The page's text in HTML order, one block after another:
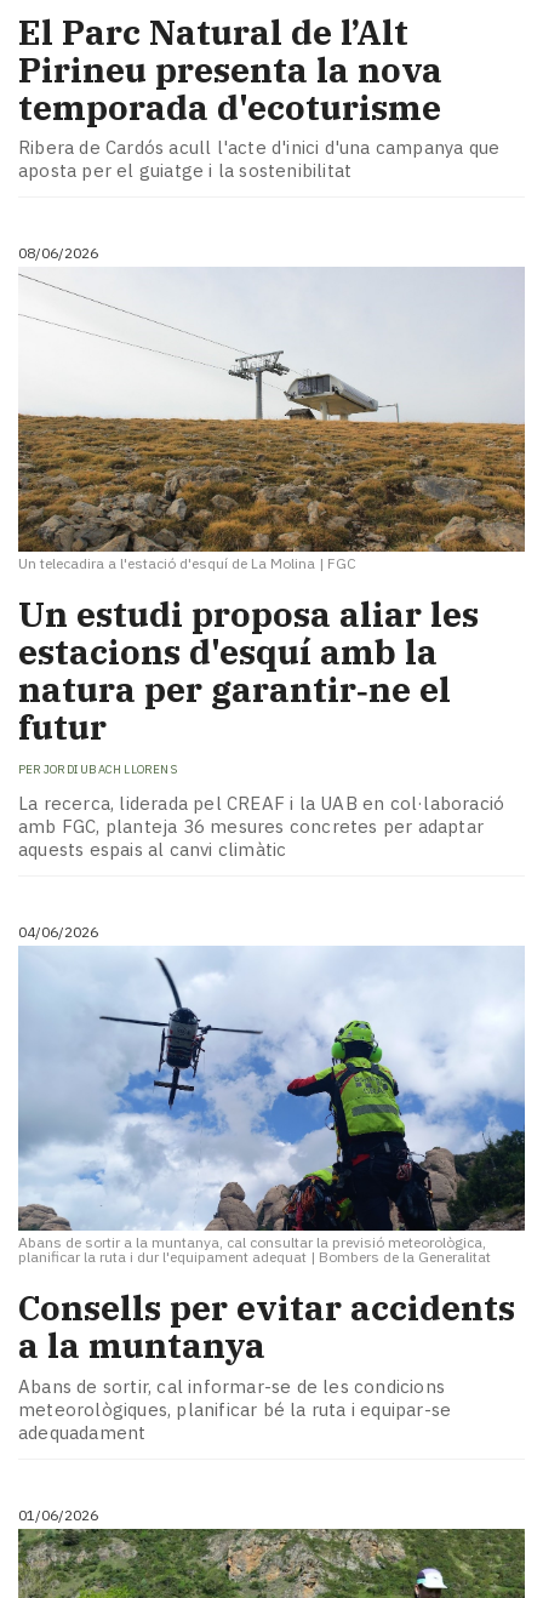
El Parc Natural de l’Alt
Pirineu presenta la nova
temporada d'ecoturisme
Ribera de Cardós acull l'acte d'inici d'una campanya que
aposta per el guiatge i la sostenibilitat
08/06/2026
Un telecadira a l'estació d'esquí de La Molina | FGC
Un estudi proposa aliar les
estacions d'esquí amb la
natura per garantir‑ne el
futur
PER JORDI UBACH LLORENS
La recerca, liderada pel CREAF i la UAB en col·laboració
amb FGC, planteja 36 mesures concretes per adaptar
aquests espais al canvi climàtic
04/06/2026
Abans de sortir a la muntanya, cal consultar la previsió meteorològica,
planificar la ruta i dur l'equipament adequat | Bombers de la Generalitat
Consells per evitar accidents
a la muntanya
Abans de sortir, cal informar-se de les condicions
meteorològiques, planificar bé la ruta i equipar-se
adequadament
01/06/2026